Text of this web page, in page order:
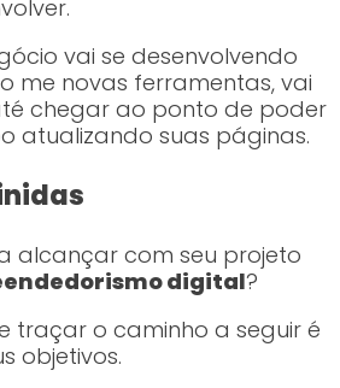
vai se desenvolvendo
me novas ferramentas, vai
chegar ao ponto de poder
atualizando suas páginas.
alcançar com seu projeto
digital?
traçar o caminho a seguir é
objetivos.